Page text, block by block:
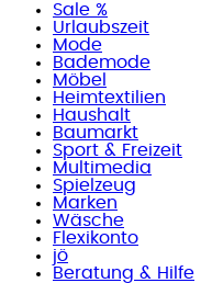
Sale %
Urlaubszeit
Mode
Bademode
Möbel
Heimtextilien
Haushalt
Baumarkt
Sport & Freizeit
Multimedia
Spielzeug
Marken
Wäsche
Flexikonto
jö
Beratung & Hilfe